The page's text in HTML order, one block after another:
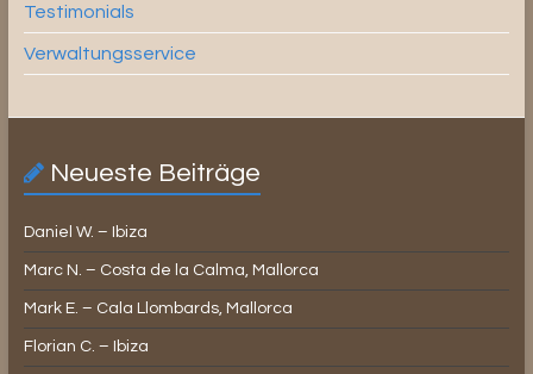
Testimonials
Verwaltungsservice
Neueste Beiträge
Daniel W. – Ibiza
Marc N. – Costa de la Calma, Mallorca
Mark E. – Cala Llombards, Mallorca
Florian C. – Ibiza